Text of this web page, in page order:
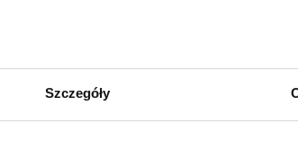
Szczegóły
zawsze towarzyszy mi energiczna